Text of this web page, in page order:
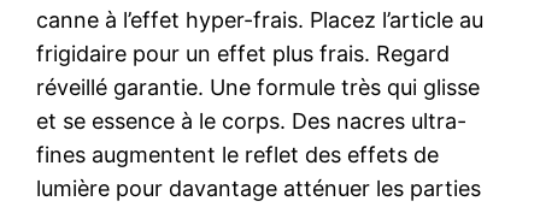
canne à l’effet hyper-frais. Placez l’article au
frigidaire pour un effet plus frais. Regard
réveillé garantie. Une formule très qui glisse
et se essence à le corps. Des nacres ultra-
fines augmentent le reflet des effets de
lumière pour davantage atténuer les parties